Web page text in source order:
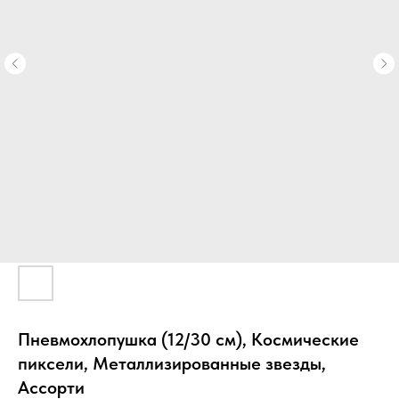
Пневмохлопушка (12/30 см), Космические
пиксели, Металлизированные звезды,
Ассорти